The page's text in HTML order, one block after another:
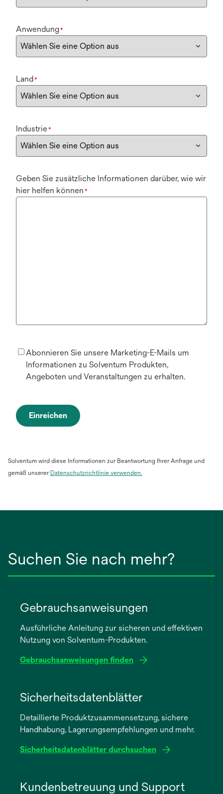
Anwendung*
Land*
Industrie*
Geben Sie zusätzliche Informationen darüber, wie wir
hier helfen können *
Abonnieren Sie unsere Marketing-E-Mails um
Informationen zu Solventum Produkten,
Angeboten und Veranstaltungen zu erhalten.
Einreichen
Solventum wird diese Informationen zur Beantwortung Ihrer Anfrage und
gemäß unserer Datenschutzrichtlinie verwenden.
Suchen Sie nach mehr?
Gebrauchsanweisungen
Ausführliche Anleitung zur sicheren und effektiven
Nutzung von Solventum-Produkten.
Gebrauchsanweisungen finden
neuen
Registerkarte
Sicherheitsdatenblätter
Detaillierte Produktzusammensetzung, sichere
Handhabung, Lagerungsempfehlungen und mehr.
Sicherheitsdatenblätter durchsuchen
Kundenbetreuung und Support